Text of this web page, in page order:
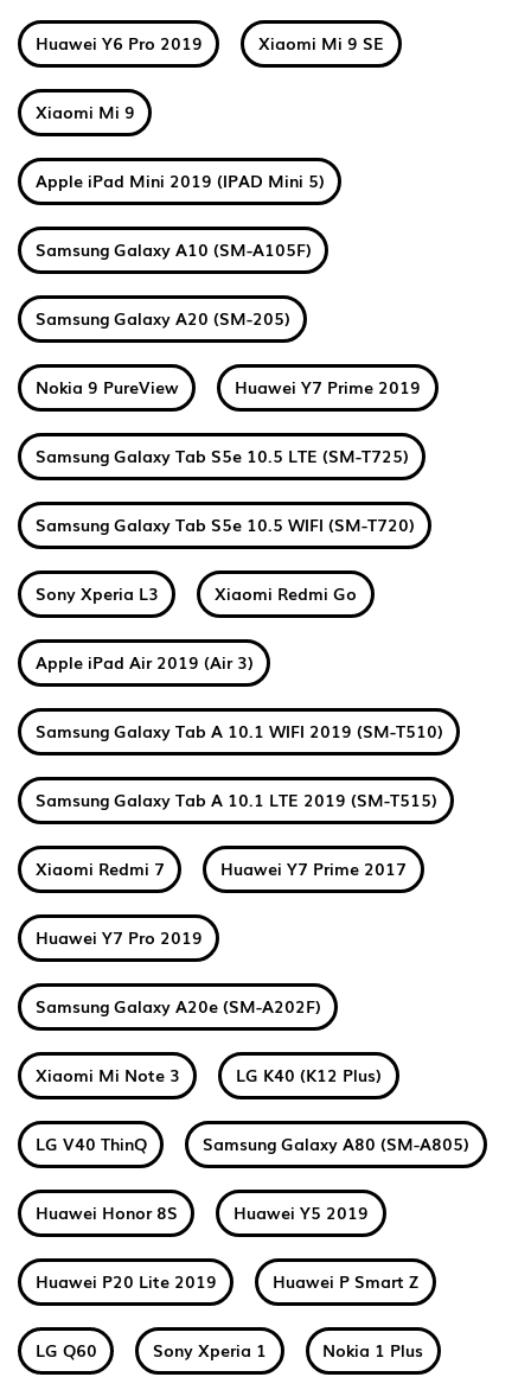
Huawei Y6 Pro 2019 Xiaomi Mi 9 SE
Xiaomi Mi 9
Apple iPad Mini 2019 (IPAD Mini 5)
Samsung Galaxy A10 (SM-A105F)
Samsung Galaxy A20 (SM-205)
Nokia 9 PureView Huawei Y7 Prime 2019
Samsung Galaxy Tab S5e 10.5 LTE (SM-T725)
Samsung Galaxy Tab S5e 10.5 WIFI (SM-T720)
Sony Xperia L3 Xiaomi Redmi Go
Apple iPad Air 2019 (Air 3)
Samsung Galaxy Tab A 10.1 WIFI 2019 (SM-T510)
Samsung Galaxy Tab A 10.1 LTE 2019 (SM-T515)
Xiaomi Redmi 7 Huawei Y7 Prime 2017
Huawei Y7 Pro 2019
Samsung Galaxy A20e (SM-A202F)
Xiaomi Mi Note 3 LG K40 (K12 Plus)
LG V40 ThinQ Samsung Galaxy A80 (SM-A805)
Huawei Honor 8S Huawei Y5 2019
Huawei P20 Lite 2019 Huawei P Smart Z
LG Q60 Sony Xperia 1 Nokia 1 Plus